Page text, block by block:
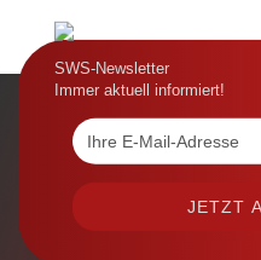
SWS-Newsletter
Immer aktuell informiert!